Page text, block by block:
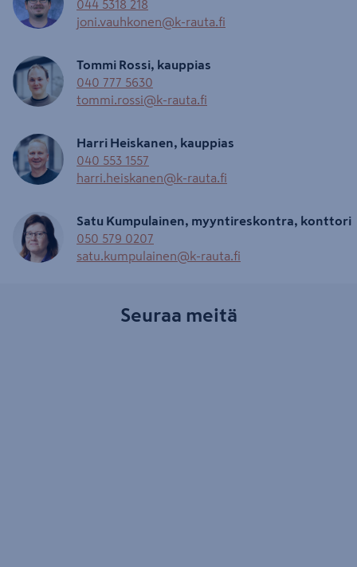
044 5318 218
joni.vauhkonen@k-rauta.fi
Tommi Rossi, kauppias
040 777 5630
tommi.rossi@k-rauta.fi
Harri Heiskanen, kauppias
040 553 1557
harri.heiskanen@k-rauta.fi
Satu Kumpulainen, myyntireskontra, konttori
050 579 0207
satu.kumpulainen@k-rauta.fi
Seuraa meitä